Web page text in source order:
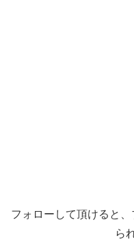
フォローして頂けると
ら